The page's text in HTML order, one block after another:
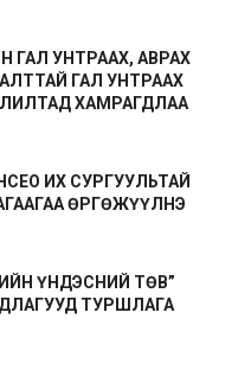
ГАЛ УНТРААХ, АВРАХ
ГАЛ УНТРААХ
ХАМРАГДЛАА
ИХ СУРГУУЛЬТАЙ
ӨРГӨЖҮҮЛНЭ
ҮНДЭСНИЙ ТӨВ”
ТУРШЛАГА